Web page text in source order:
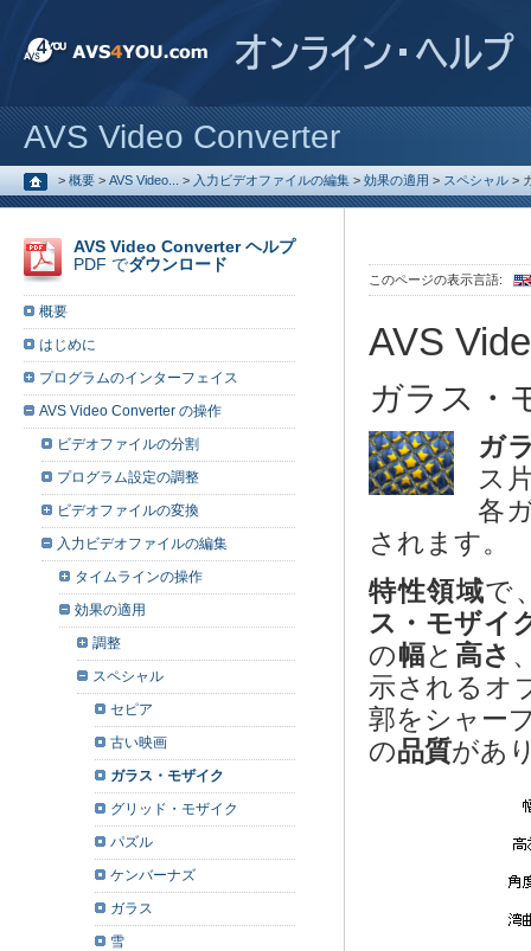
AVS Video Converter
> 概要 > AVS Video... > 入力ビデオファイルの編集 > 効果の適用 > スペシャル >
このページの表示言語:
AVS
ガラス・
ガ
ス
各
されます。
特性領域で
ス・モザイ
の幅と 高さ
示されるオ
郭をシャー
の品質があ
AVS Video Converter ヘルプ
PDF でダウンロード
概要
はじめに
プログラムのインターフェイス
AVS Video Converter の操作
ビデオファイルの分割
プログラム設定の調整
ビデオファイルの変換
入力ビデオファイルの編集
タイムラインの操作
効果の適用
調整
スペシャル
セピア
古い映画
ガラス・モザイク
グリッド・モザイク
パズル
ケンバーナズ
ガラス
雪